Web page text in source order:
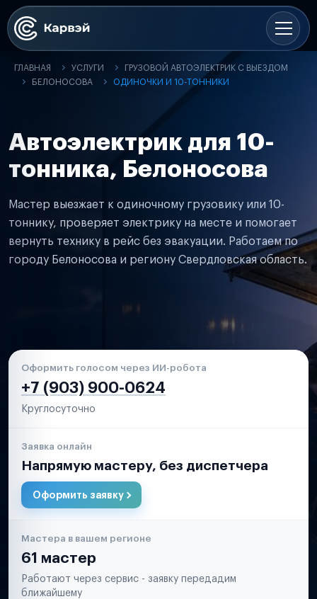
ГЛАВНАЯ УСЛУГИ
ГРУЗОВОЙ АВТОЭЛЕКТРИК С ВЫЕЗДОМ
БЕЛОНОСОВА
ОДИНОЧКИ И 10-ТОННИКИ
Автоэлектрик для 10-
тонника, Белоносова
Мастер выезжает к одиночному грузовику или 10-
тоннику, проверяет электрику на месте и помогает
вернуть технику в рейс без эвакуации. Работаем по
городу Белоносова и региону Свердловская область.
Оформить голосом через ИИ-робота
+7 (903) 900-0624
Круглосуточно
Заявка онлайн
Напрямую мастеру, без диспетчера
Оформить заявку
Мастера в вашем регионе
61 мастер
Работают через сервис - заявку передадим
ближайшему